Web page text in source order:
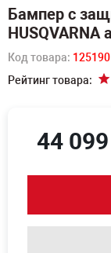
Бампер с
HUSQVARNA
Код товара: 125190
Рейтинг товара:
44 099